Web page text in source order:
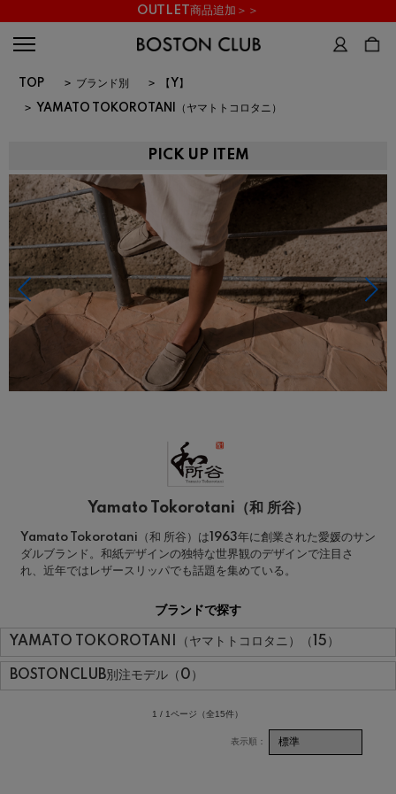
OUTLET商品追加＞＞
TOP > ブランド別 >
【Y】
>
YAMATO TOKOROTANI（ヤマトトコロタニ）
PICK UP ITEM
Yamato Tokorotani（和 所谷）
Yamato Tokorotani（和 所谷）は1963年に創業された愛媛のサン
ダルブランド。和紙デザインの独特な世界観のデザインで注目さ
れ、近年ではレザースリッパでも話題を集めている。
ブランドで探す
YAMATO TOKOROTANI（ヤマトトコロタニ）（15）
BOSTONCLUB別注モデル（0）
1 / 1ページ （全15件）